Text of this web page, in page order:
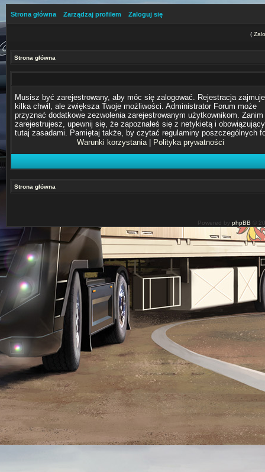
Strona główna Zarządzaj profilem Zaloguj się
(
Strona główna
Musisz być zarejestrowany, aby móc się zalogować. Rejestracja
kilka chwil, ale zwiększa Twoje możliwości. Administrator Forum może
przyznać dodatkowe zezwolenia zarejestrowanym użytkownikom.
zarejestrujesz, upewnij się, że zapoznałeś się z netykietą i
tutaj zasadami. Pamiętaj także, by czytać regulaminy poszczególnych
Warunki korzystania| Polityka prywatności
Strona główna
Powered by phpBB ©